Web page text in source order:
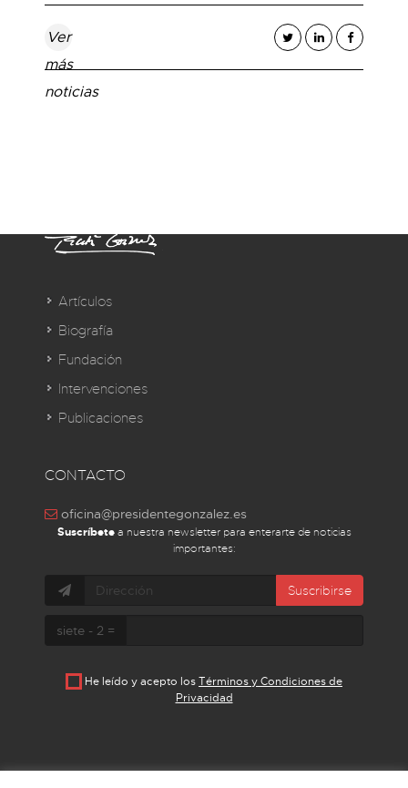
Ver
más
noticias
Artículos
Biografía
Fundación
Intervenciones
Publicaciones
CONTACTO
oficina@presidentegonzalez.es
Suscríbetea nuestra newsletter para enterarte de noticias
importantes:
Suscribirse
siete - 2 =
He leído y acepto losTérminos y Condiciones de
Privacidad